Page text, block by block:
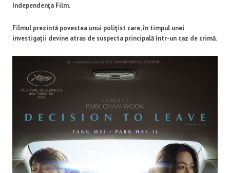
Independenţa Film.
Filmul prezintă povestea unui poliţist care, în timpul unei
investigații devine atras de suspecta principală într-un caz de crimă.